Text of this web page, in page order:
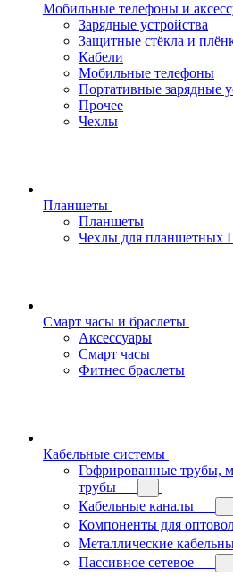
Мобильные телефоны и
Зарядные устройства
Защитные стёкла и
Кабели
Мобильные телефоны
Портативные зарядные
Прочее
Чехлы
Планшеты
Планшеты
Чехлы для планшетных
Смарт часы и браслеты
Аксессуары
Смарт часы
Фитнес браслеты
Кабельные системы
Гофрированные трубы,
трубы
Кабельные каналы
Компоненты для
Металлические
Пассивное сетевое